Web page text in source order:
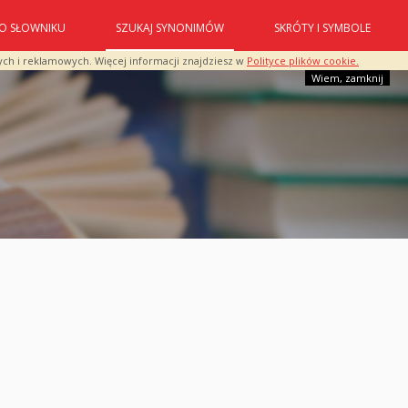
i reklamowych. Więcej informacji znajdziesz w Polityce plików cookie.
Wiem, zamknij
O SŁOWNIKU SZUKAJ SYNONIMÓW SKRÓTY I SYMBOLE